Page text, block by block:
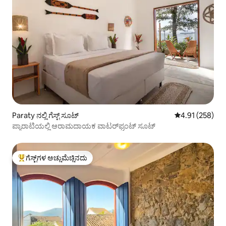
Paraty ನಲ್ಲಿ ಗೆಸ್ಟ್ ಸೂಟ್ 5 ರಲ್ಲಿ 4.91
4.91 (258)
ಪ್ಯಾರಾಟಿಯಲ್ಲಿ ಆರಾಮದಾಯಕ ವಾಟರ್‌ಫ್ರಂಟ್ ಸೂಟ್
ಗೆಸ್ಟ್‌ಗಳಿಗೆ ಅತಿ ಹೆಚ್ಚು ಅಚ್ಚುಮೆಚ್ಚಿನದು
ಗೆಸ್ಟ್‌ಗಳ ಅಚ್ಚುಮೆಚ್ಚಿನದು